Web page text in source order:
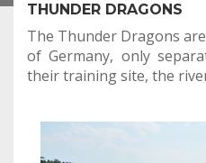
THUNDER DRAGONS
The Thunder Dragons
of Germany, only
their training site, the